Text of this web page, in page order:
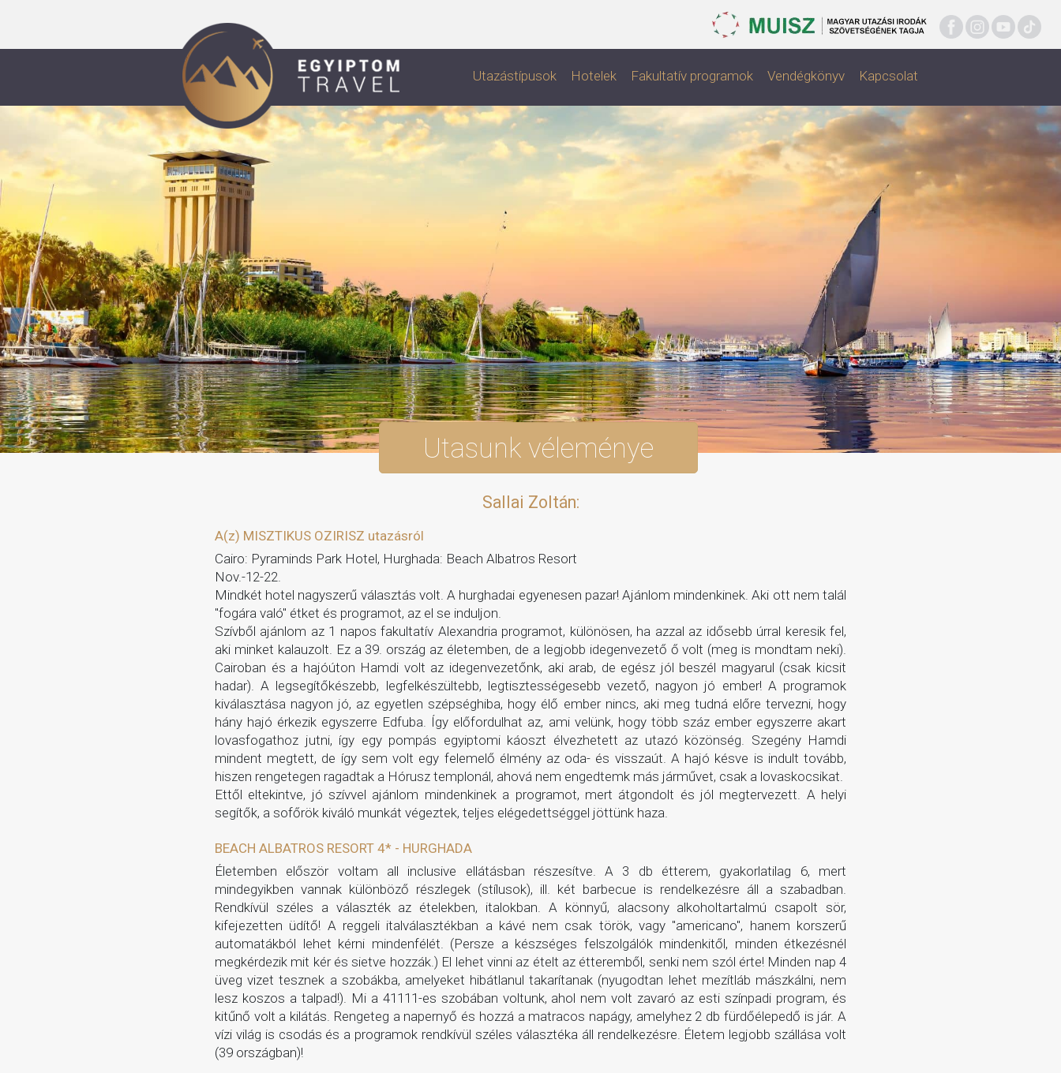
Utazástípusok Hotelek Fakultatív programok Vendégkönyv Kapcsolat
Utasunk véleménye
Sallai Zoltán:
A(z) MISZTIKUS OZIRISZ utazásról
Cairo: Pyraminds Park Hotel, Hurghada: Beach Albatros Resort
Nov.-12-22.
Mindkét hotel nagyszerű választás volt. A hurghadai egyenesen pazar! Ajánlom mindenkinek. Aki ott nem talál
"fogára való" étket és programot, az el se induljon.
Szívből ajánlom az 1 napos fakultatív Alexandria programot, különösen, ha azzal az idősebb úrral keresik fel,
aki minket kalauzolt. Ez a 39. ország az életemben, de a legjobb idegenvezető ő volt (meg is mondtam neki).
Cairoban és a hajóúton Hamdi volt az idegenvezetőnk, aki arab, de egész jól beszél magyarul (csak kicsit
hadar). A legsegítőkészebb, legfelkészültebb, legtisztességesebb vezető, nagyon jó ember! A programok
kiválasztása nagyon jó, az egyetlen szépséghiba, hogy élő ember nincs, aki meg tudná előre tervezni, hogy
hány hajó érkezik egyszerre Edfuba. Így előfordulhat az, ami velünk, hogy több száz ember egyszerre akart
lovasfogathoz jutni, így egy pompás egyiptomi káoszt élvezhetett az utazó közönség. Szegény Hamdi
mindent megtett, de így sem volt egy felemelő élmény az oda- és visszaút. A hajó késve is indult tovább,
hiszen rengetegen ragadtak a Hórusz templonál, ahová nem engedtemk más járművet, csak a lovaskocsikat.
Ettől eltekintve, jó szívvel ajánlom mindenkinek a programot, mert átgondolt és jól megtervezett. A helyi
segítők, a sofőrök kiváló munkát végeztek, teljes elégedettséggel jöttünk haza.
BEACH ALBATROS RESORT 4* - HURGHADA
Életemben először voltam all inclusive ellátásban részesítve. A 3 db étterem, gyakorlatilag 6, mert
mindegyikben vannak különböző részlegek (stílusok), ill. két barbecue is rendelkezésre áll a szabadban.
Rendkívül széles a választék az ételekben, italokban. A könnyű, alacsony alkoholtartalmú csapolt sör,
kifejezetten üdítő! A reggeli italválasztékban a kávé nem csak török, vagy "americano", hanem korszerű
automatákból lehet kérni mindenfélét. (Persze a készséges felszolgálók mindenkitől, minden étkezésnél
megkérdezik mit kér és sietve hozzák.) El lehet vinni az ételt az étteremből, senki nem szól érte! Minden nap 4
üveg vizet tesznek a szobákba, amelyeket hibátlanul takarítanak (nyugodtan lehet mezítláb mászkálni, nem
lesz koszos a talpad!). Mi a 41111-es szobában voltunk, ahol nem volt zavaró az esti színpadi program, és
kitűnő volt a kilátás. Rengeteg a napernyő és hozzá a matracos napágy, amelyhez 2 db fürdőélepedő is jár. A
vízi világ is csodás és a programok rendkívül széles választéka áll rendelkezésre. Életem legjobb szállása volt
(39 országban)!